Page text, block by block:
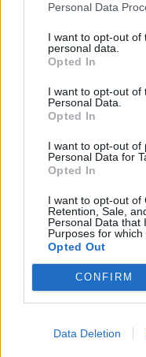
Personal Data
I want to opt-out of
personal data.
Opted In
I want to opt-out of
Personal Data.
Opted In
I want to opt-out of
Personal Data for
Opted In
I want to opt-out of
Retention, Sale,
Personal Data that
Purposes for which
Opted Out
CONFIRM
Data Deletion
Jalkapallon
tässä kaavio
28.06.2026 13:37
Jalkapallon MM-kisat
Jalkapallon MM-
joten edessä on ne
2026